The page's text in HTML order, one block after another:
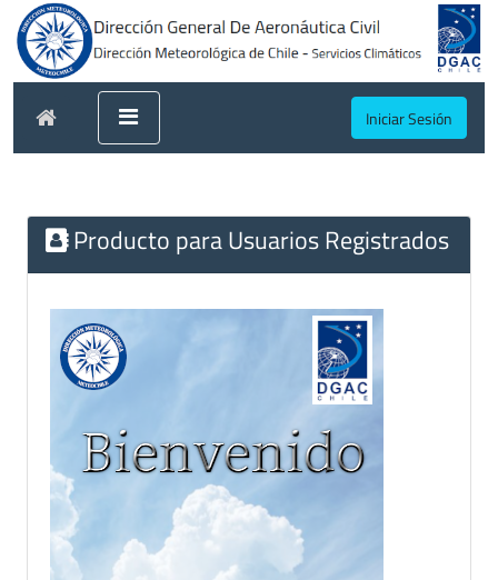
Iniciar Sesión
Producto para Usuarios Registrados